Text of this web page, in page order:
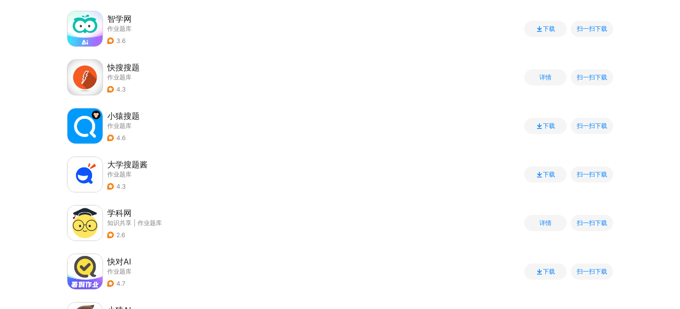
智学网
作业题库
3.6
下载 扫一扫下载
快搜搜题
作业题库
4.3
详情 扫一扫下载
小猿搜题
作业题库
4.6
下载 扫一扫下载
大学搜题酱
作业题库
4.3
下载 扫一扫下载
学科网
知识共享
作业题库
2.6
详情 扫一扫下载
快对AI
作业题库
4.7
下载 扫一扫下载